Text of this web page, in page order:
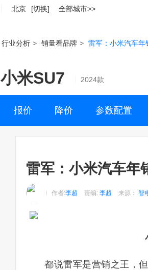
北京 [切换] 全部城市>>
行业分析 > 销量看品牌 > 雷军：小米汽车
小米SU7 2024款
报价 降价 参数配置
雷军：小米汽车年
作者:李超 责编: 李超 来源： 智
都说雷军是营销之王，